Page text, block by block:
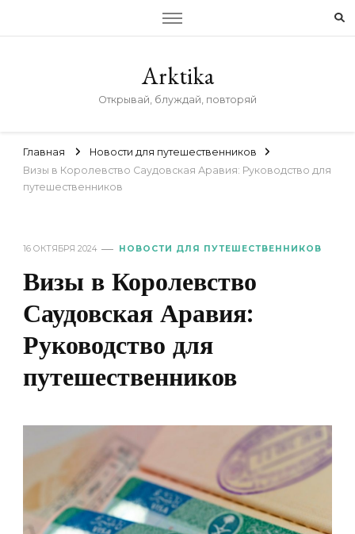
Arktika
Открывай, блуждай, повторяй
Главная
Новости для путешественников
Визы в Королевство Саудовская Аравия: Руководство для
путешественников
16 ОКТЯБРЯ 2024 НОВОСТИ ДЛЯ ПУТЕШЕСТВЕННИКОВ
Визы в Королевство
Саудовская Аравия:
Руководство для
путешественников